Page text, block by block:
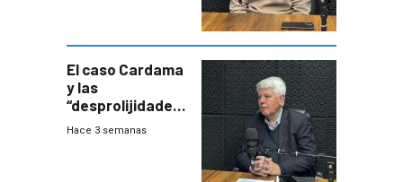
innovadora
El caso Cardama
y las
“desprolijidades”
que la
Hace 3 semanas